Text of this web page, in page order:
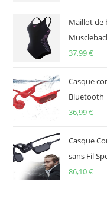
Maillot de
37,99€
Casque
Bluetooth
36,99€
Casque
sans Fil
86,10€